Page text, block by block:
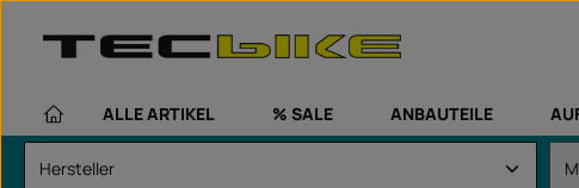
ALLE ARTIKEL % SALE ANBAUTEILE